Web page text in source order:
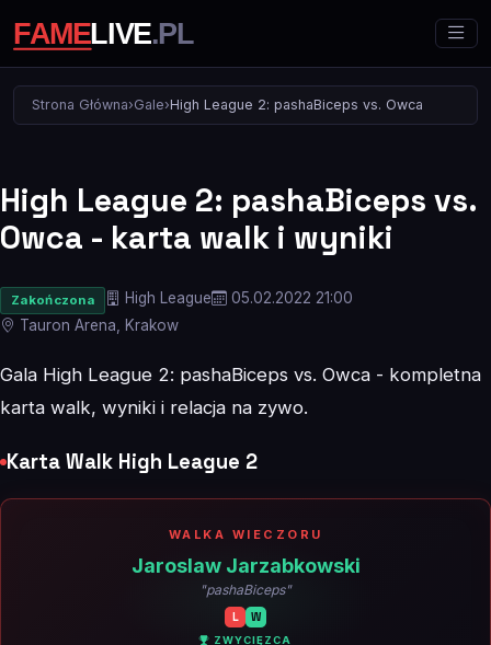
Strona Główna›Gale›High League 2: pashaBiceps vs. Owca
High League 2: pashaBiceps vs.
Owca - karta walk i wyniki
Zakończona High League
05.02.2022 21:00
Tauron Arena, Krakow
Gala High League 2: pashaBiceps vs. Owca - kompletna
karta walk, wyniki i relacja na zywo.
Karta Walk High League 2
WALKA WIECZORU
Jaroslaw Jarzabkowski
"pashaBiceps"
L W
ZWYCIĘZCA